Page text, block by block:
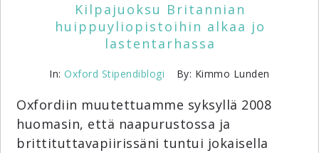
Kilpajuoksu Britannian
huippuyliopistoihin alkaa jo
lastentarhassa
In:Oxford Stipendiblogi By: Kimmo Lunden
Oxfordiin muutettuamme syksyllä 2008
huomasin, että naapurustossa ja
brittituttavapiirissäni tuntui jokaisella